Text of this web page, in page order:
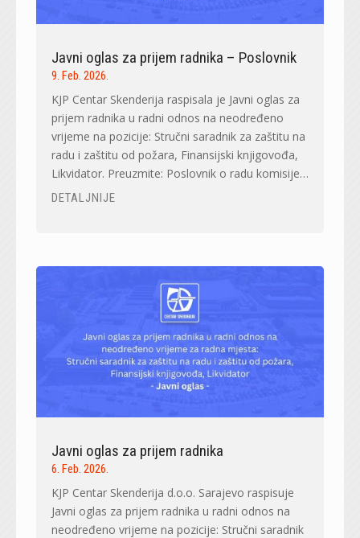
Javni oglas za prijem radnika – Poslovnik
9. Feb. 2026.
KJP Centar Skenderija raspisala je Javni oglas za
prijem radnika u radni odnos na neodređeno
vrijeme na pozicije: Stručni saradnik za zaštitu na
radu i zaštitu od požara, Finansijski knjigovođa,
Likvidator. Preuzmite: Poslovnik o radu komisije…
DETALJNIJE
Javni oglas za prijem radnika
6. Feb. 2026.
KJP Centar Skenderija d.o.o. Sarajevo raspisuje
Javni oglas za prijem radnika u radni odnos na
neodređeno vrijeme na pozicije: Stručni saradnik